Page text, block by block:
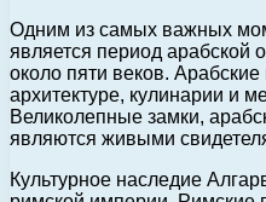
Одним из самых важных
является период арабской
около пяти веков.
архитектуре, кулинарии и
Великолепные замки,
являются живыми
Культурное наследие